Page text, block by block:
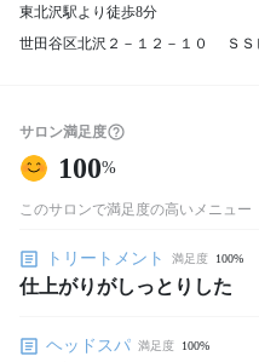
東北沢駅より徒歩8分
世田谷区北沢２－１２－１０ ＳＳ
サロン満足度
100%
このサロンで満足度の高いメニュー
トリートメント 満足度 100%
仕上がりがしっとりした
ヘッドスパ 満足度 100%